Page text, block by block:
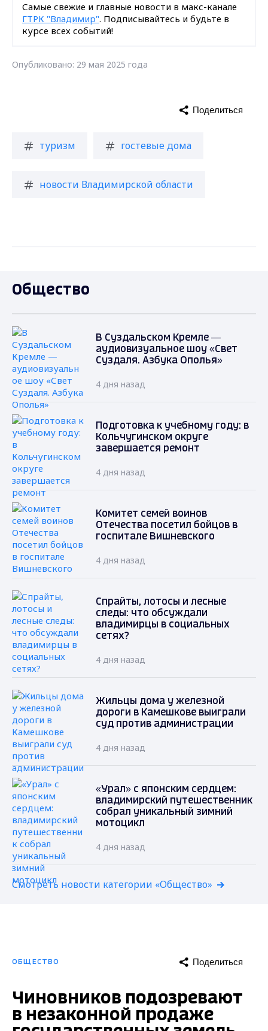
Самые свежие и главные новости в макс-канале
ГТРК "Владимир". Подписывайтесь и будьте в
курсе всех событий!
Опубликовано: 29 мая 2025 года
туризм гостевые дома
новости Владимирской области
Поделиться
Общество
В Суздальском Кремле —
аудиовизуальное шоу «Свет
Суздаля. Азбука Ополья»
4 дня назад
Подготовка к учебному году: в
Кольчугинском округе
завершается ремонт
4 дня назад
Комитет семей воинов
Отечества посетил бойцов в
госпитале Вишневского
4 дня назад
Спрайты, лотосы и лесные
следы: что обсуждали
владимирцы в социальных
сетях?
4 дня назад
Жильцы дома у железной
дороги в Камешкове выиграли
суд против администрации
4 дня назад
«Урал» с японским сердцем:
владимирский путешественник
собрал уникальный зимний
мотоцикл
4 дня назад
Смотреть новости категории «Общество»
ОБЩЕСТВО Поделиться
Чиновников подозревают
в незаконной продаже